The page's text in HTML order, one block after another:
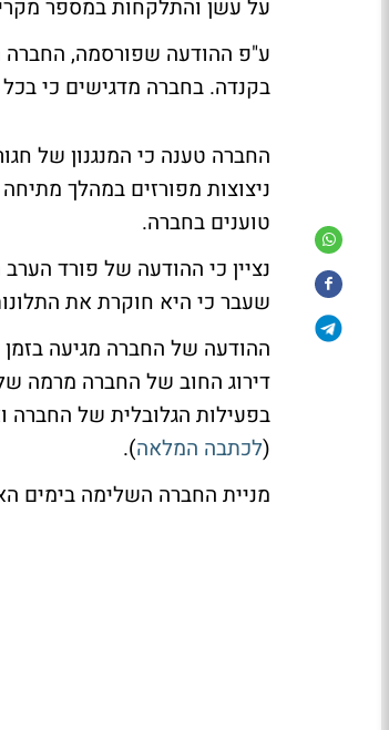
על עשן והתלקחות במספר
בקנדה. בחברה מדגישים כי בכל
החברה טענה כי המנגנון של
ניצוצות מפורזים במהלך
טוענים בחברה.
נציין כי ההודעה של פורד
שעבר כי היא חוקרת את
ההודעה של החברה מגיעה
בפעילות הגלובלית של החברה
(לכתבה המלאה).
מניית החברה השלימה בימים האחרונים